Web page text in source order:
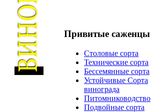
Привитые саженцы
Столовые сорта
Технические сорта
Бессемянные сорта
Устойчивые Сорта
винограда
Питомниководство
Подвойные сорта